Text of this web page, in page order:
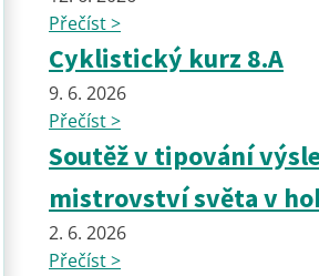
Přečíst >
Cyklistický kurz 8.A
9. 6. 2026
Přečíst >
Soutěž v tipování
mistrovství světa v
2. 6. 2026
Přečíst >